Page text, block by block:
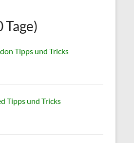
Tage)
Tipps und Tricks
Tipps und Tricks